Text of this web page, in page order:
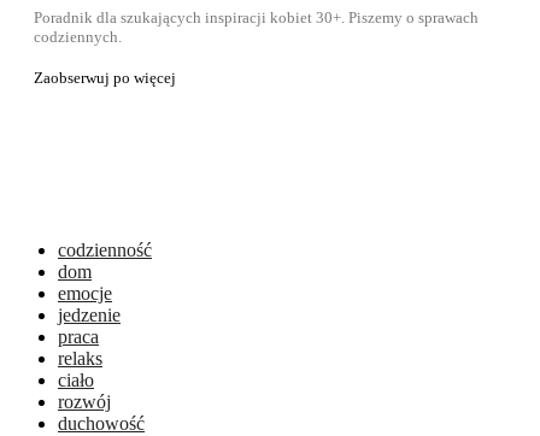
Poradnik dla szukających inspiracji kobiet 30+. Piszemy o sprawach
codziennych.
Zaobserwuj po więcej
codzienność
dom
emocje
jedzenie
praca
relaks
ciało
rozwój
duchowość